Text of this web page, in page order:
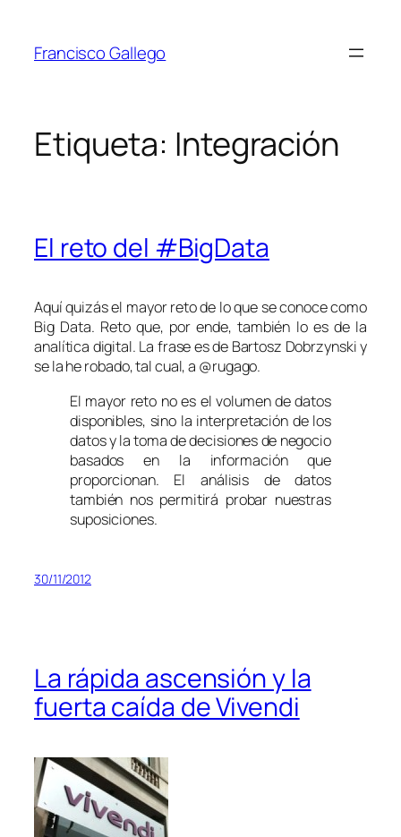
contenido
Francisco Gallego
Etiqueta: Integración
El reto del #BigData
Aquí quizás el mayor reto de lo que se conoce como
Big Data. Reto que, por ende, también lo es de la
analítica digital. La frase es de Bartosz Dobrzynski y
se la he robado, tal cual, a @rugago.
El mayor reto no es el volumen de datos
disponibles, sino la interpretación de los
datos y la toma de decisiones de negocio
basados en la información que
proporcionan. El análisis de datos
también nos permitirá probar nuestras
suposiciones.
30/11/2012
La rápida ascensión y la
fuerta caída de Vivendi